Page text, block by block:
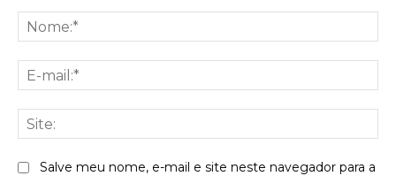
Salve meu nome, e-mail e site neste navegador para a